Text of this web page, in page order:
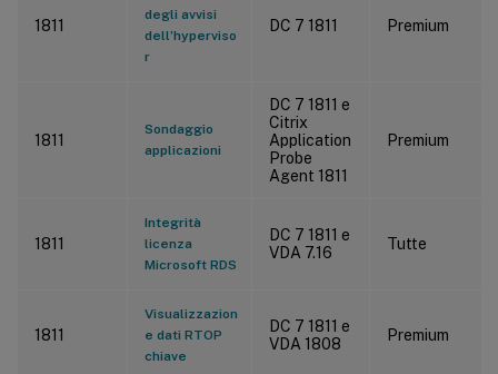
1811
degli avvisi
dell’hyperviso
r
DC 7 1811 Premium
1811
Sondaggio
applicazioni
DC 7 1811 e
Citrix
Application
Probe
Agent 1811
Premium
1811
Integrità
licenza
Microsoft RDS
DC 7 1811 e
VDA 7.16
Tutte
1811
Visualizzazion
e dati RTOP
chiave
DC 7 1811 e
VDA 1808
Premium